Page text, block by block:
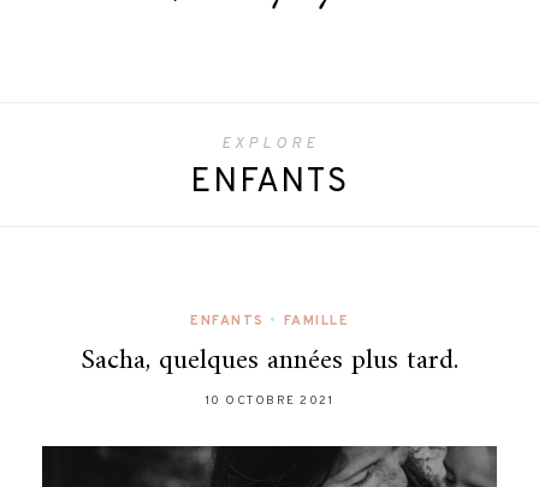
EXPLORE
ENFANTS
ENFANTS • FAMILLE
Sacha, quelques années plus tard.
10 OCTOBRE 2021